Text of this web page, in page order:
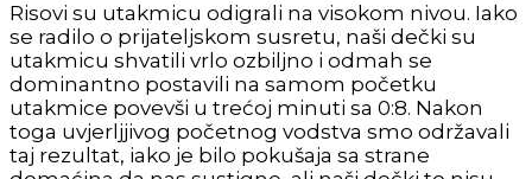
Risovi su utakmicu odigrali na visokom nivou. Iako
se radilo o prijateljskom susretu, naši dečki su
utakmicu shvatili vrlo ozbiljno i odmah se
dominantno postavili na samom početku
utakmice povevši u trećoj minuti sa 0:8. Nakon
toga uvjerljjivog početnog vodstva smo održavali
taj rezultat, iako je bilo pokušaja sa strane